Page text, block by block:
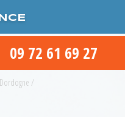
09 72 61 69 27
/